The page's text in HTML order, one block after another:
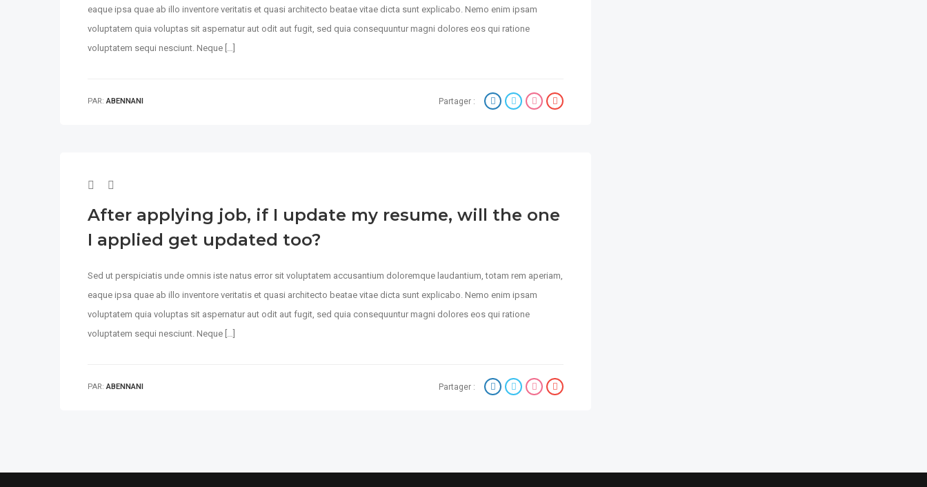
eaque ipsa quae ab illo inventore veritatis et quasi architecto beatae vitae dicta sunt explicabo. Nemo enim ipsam
voluptatem quia voluptas sit aspernatur aut odit aut fugit, sed quia consequuntur magni dolores eos qui ratione
voluptatem sequi nesciunt. Neque […]
PAR:ABENNANI Partager :
After applying job, if I update my resume, will the one
I applied get updated too?
Sed ut perspiciatis unde omnis iste natus error sit voluptatem accusantium doloremque laudantium, totam rem aperiam,
eaque ipsa quae ab illo inventore veritatis et quasi architecto beatae vitae dicta sunt explicabo. Nemo enim ipsam
voluptatem quia voluptas sit aspernatur aut odit aut fugit, sed quia consequuntur magni dolores eos qui ratione
voluptatem sequi nesciunt. Neque […]
PAR:ABENNANI Partager :